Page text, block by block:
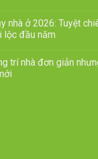
nhà ở 2026: Tuyệt
lộc đầu năm
trí nhà đơn giản